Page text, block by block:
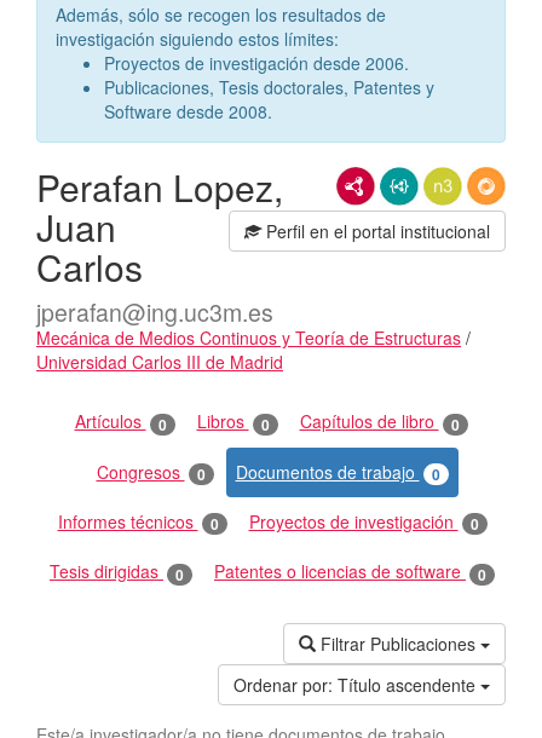
Además, sólo se recogen los resultados de
investigación siguiendo estos límites:
Proyectos de investigación desde 2006.
Publicaciones, Tesis doctorales, Patentes y
Software desde 2008.
RDF/XMLJSON-LDN3/Turtle
Perfil en el portal institucional
Perafan Lopez,
Juan
Carlos
jperafan@ing.uc3m.es
Mecánica de Medios Continuos y Teoría de Estructuras /
Universidad Carlos III de Madrid
Actividades
Artículos 0 Libros 0 Capítulos de libro 0
Congresos 0 Documentos de trabajo 0
Informes técnicos 0 Proyectos de investigación 0
Tesis dirigidas 0 Patentes o licencias de software 0
Filtrar Publicaciones
Ordenar por: Título ascendente